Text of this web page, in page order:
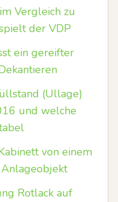
Vergleich zu
der VDP
ein gereifter
(Ullage)
und welche
von einem
Rotlack auf